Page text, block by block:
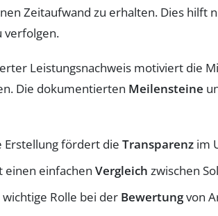
Zeitaufwand zu erhalten. Dies
verfolgen.
Leistungsnachweis motiviert die
Die dokumentierten Meilensteine
Erstellung fördert die Transparenz im
einen einfachen Vergleich zwischen
Rolle bei der Bewertungvon